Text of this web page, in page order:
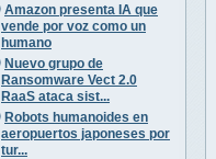
Amazon presenta IA que
vende por voz como un
humano
Nuevo grupo de
Ransomware Vect 2.0
RaaS ataca sist...
Robots humanoides en
aeropuertos japoneses por
tur...